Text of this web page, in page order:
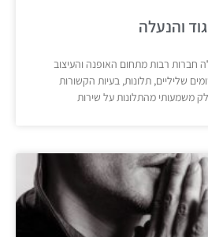
והנעלה
חברות רבות מתחום האופנה והעיצוב
שליליים, תלונות, בעיות הקשורות
משמעותי מהתלונות על שירות